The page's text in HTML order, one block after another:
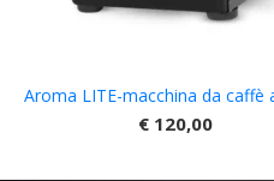
Aroma LITE-macchina da caffè
€ 120,00